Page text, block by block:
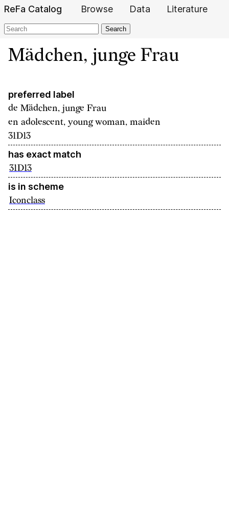
ReFa Catalog Browse Data Literature
Search
Mädchen, junge Frau
preferred label
de Mädchen, junge Frau
en adolescent, young woman, maiden
31D13
has exact match
31D13
is in scheme
Iconclass